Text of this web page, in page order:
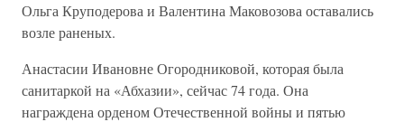
Ольга Круподерова и Валентина Маковозова оставались
возле раненых.
Анастасии Ивановне Огородниковой, которая была
санитаркой на «Абхазии», сейчас 74 года. Она
награждена орденом Отечественной войны и пятью